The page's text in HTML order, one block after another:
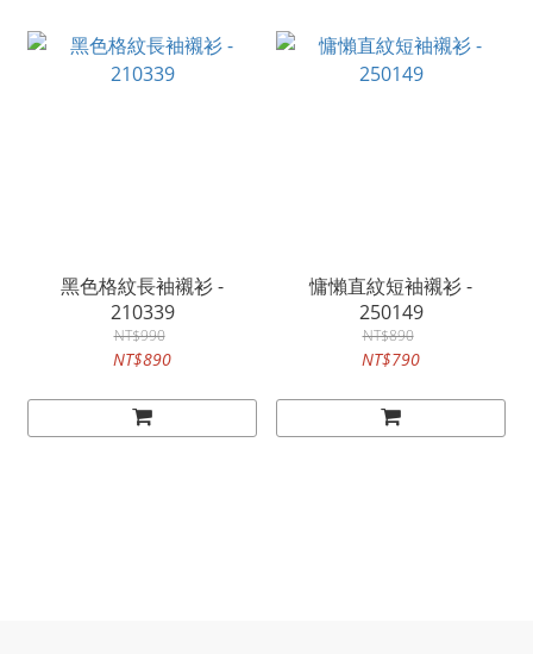
黑色格紋長袖襯衫 -
210339
NT$990
NT$890
慵懶直紋短袖襯衫 -
250149
NT$890
NT$790